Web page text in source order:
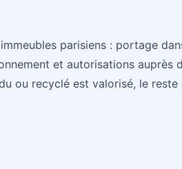
parisiens : portage
et autorisations
ou recyclé est valorisé, le reste